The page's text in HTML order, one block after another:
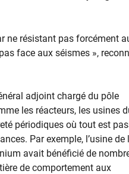
ne résistant pas forcément
face aux séismes »,
adjoint chargé du pôle
les réacteurs, les usines
périodiques où tout est
Par exemple, l’usine de
avait bénéficié de
de comportement aux